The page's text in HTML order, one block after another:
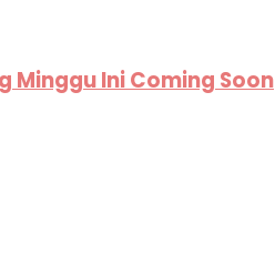
Minggu Ini Coming Soon